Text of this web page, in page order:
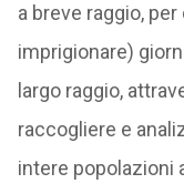
a breve raggio,
imprigionare)
largo raggio,
raccogliere e
intere popolazioni